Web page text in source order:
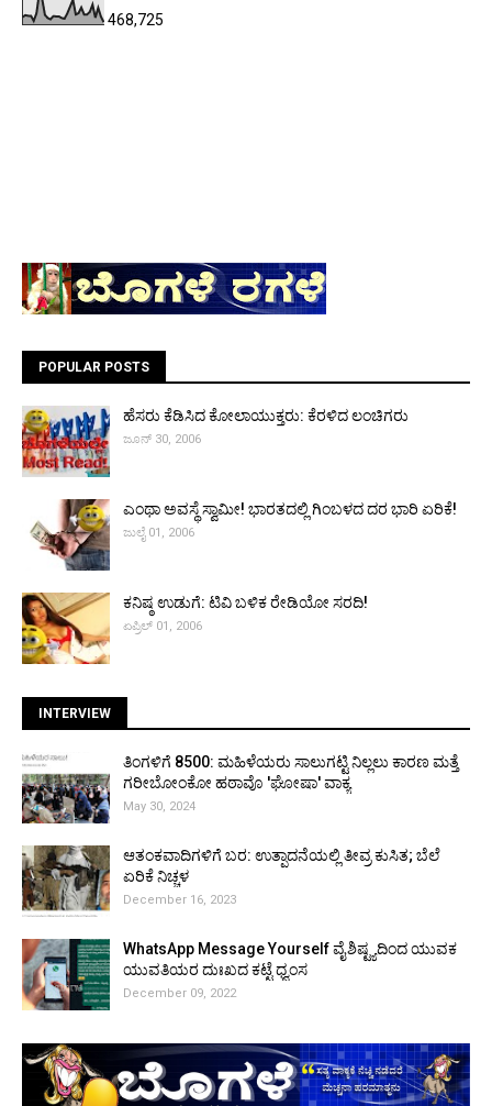
468,725
POPULAR POSTS
ಹೆಸರು ಕೆಡಿಸಿದ ಕೋಲಾಯುಕ್ತರು: ಕೆರಳಿದ ಲಂಚಿಗರು
ಜೂನ್ 30, 2006
ಎಂಥಾ ಅವಸ್ಥೆ ಸ್ವಾಮೀ! ಭಾರತದಲ್ಲಿ ಗಿಂಬಳದ ದರ ಭಾರಿ ಏರಿಕೆ!
ಜುಲೈ 01, 2006
ಕನಿಷ್ಠ ಉಡುಗೆ: ಟಿವಿ ಬಳಿಕ ರೇಡಿಯೋ ಸರದಿ!
ಏಪ್ರಿಲ್ 01, 2006
INTERVIEW
ತಿಂಗಳಿಗೆ ₹8500: ಮಹಿಳೆಯರು ಸಾಲುಗಟ್ಟಿ ನಿಲ್ಲಲು ಕಾರಣ ಮತ್ತೆ
ಗರೀಬೋಂಕೋ ಹಠಾವೊ 'ಘೋಷಾ' ವಾಕ್ಯ
May 30, 2024
ಆತಂಕವಾದಿಗಳಿಗೆ ಬರ: ಉತ್ಪಾದನೆಯಲ್ಲಿ ತೀವ್ರ ಕುಸಿತ; ಬೆಲೆ
ಏರಿಕೆ ನಿಚ್ಚಳ
December 16, 2023
WhatsApp Message Yourself ವೈಶಿಷ್ಟ್ಯದಿಂದ ಯುವಕ
ಯುವತಿಯರ ದುಃಖದ ಕಟ್ಟೆ ಧ್ವಂಸ
December 09, 2022